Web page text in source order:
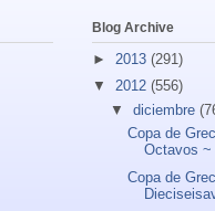
Blog Archive
► 2013 (291)
▼ 2012 (556)
▼ diciembre
Copa de
Octavos ~
Copa de